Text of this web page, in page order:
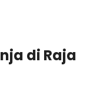
di Raja